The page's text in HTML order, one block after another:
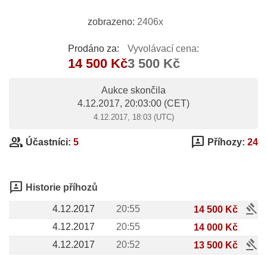
zobrazeno: 2406x
Prodáno za:
14 500 Kč
Vyvolávací cena:
3 500 Kč
Aukce skončila
4.12.2017, 20:03:00 (CET)
4.12.2017, 18:03 (UTC)
group Účastníci: 5 3p Příhozy: 24
3p Historie příhozů
4.12.2017 20:55 14 500 Kč gavel
4.12.2017 20:55
14 000 Kč
4.12.2017
20:52 13 500 Kč gavel